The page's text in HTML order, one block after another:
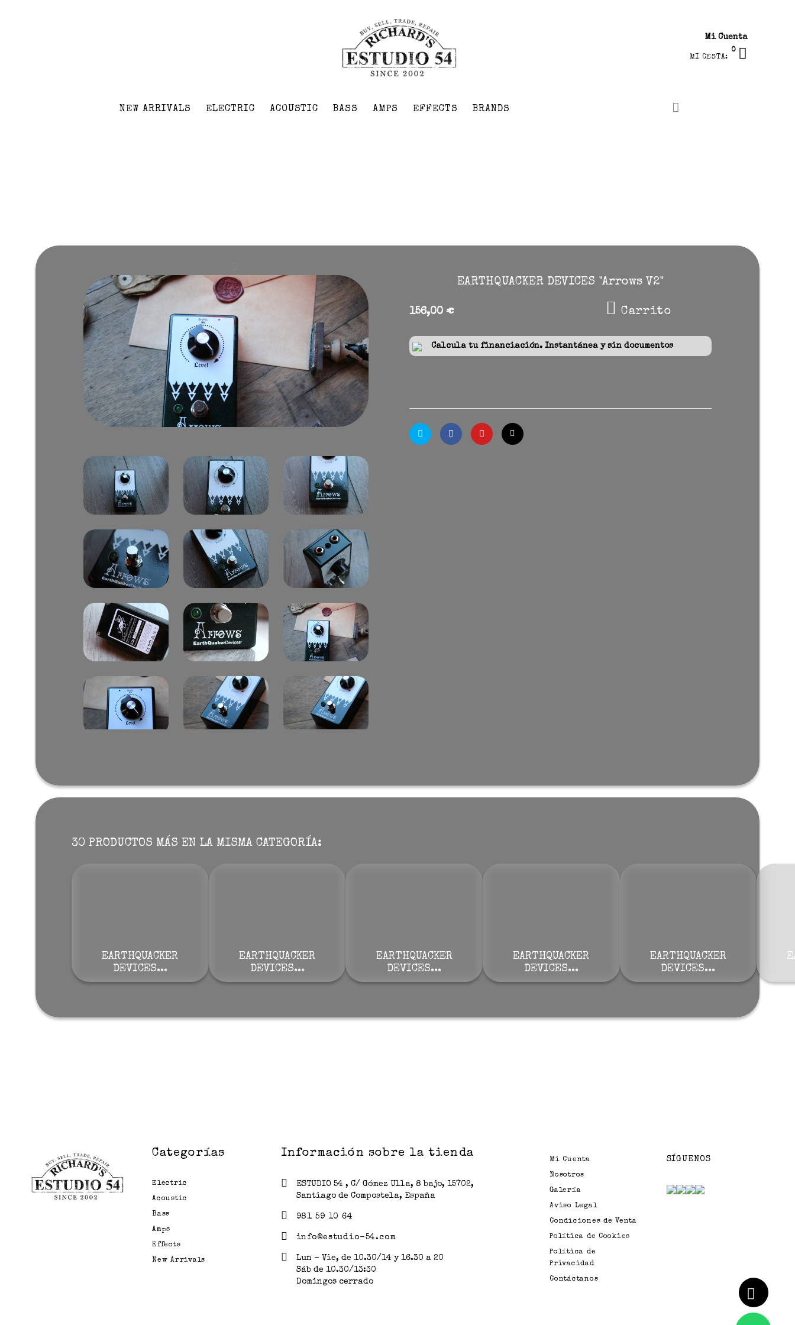
Mi Cuenta
MI CESTA:
0
NEW ARRIVALS ELECTRIC ACOUSTIC BASS AMPS EFFECTS BRANDS
EARTHQUACKER DEVICES "Arrows V2"
156,00 € Carrito
Calcula tu financiación. Instantánea y sin documentos
30 PRODUCTOS MÁS EN LA MISMA CATEGORÍA:
EARTHQUACKER
DEVICES...
EARTHQUACKER
DEVICES...
EARTHQUACKER
DEVICES...
EARTHQUACKER
DEVICES...
EARTHQUACKER
DEVICES...
Categorías
Electric
Acoustic
Bass
Amps
Effects
New Arrivals
Información sobre la tienda
ESTUDIO 54 , C/ Gómez Ulla, 8 bajo, 15702,
Santiago de Compostela, España
981 59 10 64
info@estudio-54.com
Lun - Vie, de 10.30/14 y 16.30 a 20
Sáb de 10.30/13:30
Domingos cerrado
Mi Cuenta
Nosotros
Galería
Aviso Legal
Condiciones de Venta
Política de Cookies
Política de
Privacidad
Contáctanos
SÍGUENOS